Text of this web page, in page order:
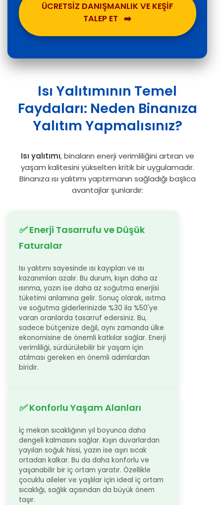
ÜCRETSİZ DANIŞMANLIK VE KEŞİF
TALEP ET ➡️
Isı Yalıtımının Temel
Faydaları: Neden Binanıza
Yalıtım Yapmalısınız?
Isı yalıtımı, binaların enerji verimliliğini artıran ve
yaşam kalitesini yükselten kritik bir uygulamadır.
Binanıza ısı yalıtımı yaptırmanın sağladığı başlıca
avantajlar şunlardır:
✅ Enerji Tasarrufu ve Düşük
Faturalar
Isı yalıtımı sayesinde ısı kayıpları ve ısı
kazanımları azalır. Bu durum, kışın daha az
ısınma, yazın ise daha az soğutma enerjisi
tüketimi anlamına gelir. Sonuç olarak, ısıtma
ve soğutma giderlerinizde %30 ila %50'ye
varan oranlarda tasarruf edersiniz. Bu,
sadece bütçenize değil, aynı zamanda ülke
ekonomisine de önemli katkılar sağlar. Enerji
verimliliği, sürdürülebilir bir yaşam için
atılması gereken en önemli adımlardan
biridir.
✅ Konforlu Yaşam Alanları
İç mekan sıcaklığının yıl boyunca daha
dengeli kalmasını sağlar. Kışın duvarlardan
yayılan soğuk hissi, yazın ise aşırı sıcak
ortadan kalkar. Bu da daha konforlu ve
yaşanabilir bir iç ortam yaratır. Özellikle
çocuklu aileler ve yaşlılar için ideal iç ortam
sıcaklığı, sağlık açısından da büyük önem
taşır.